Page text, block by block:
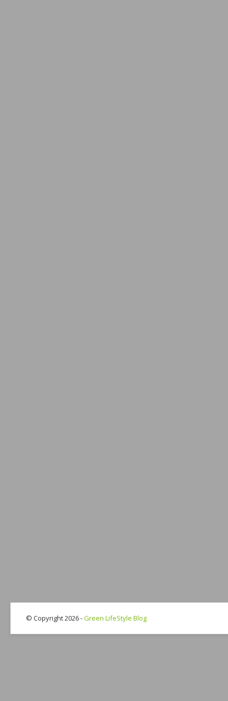
© Copyright 2026 -Green LifeStyle Blog